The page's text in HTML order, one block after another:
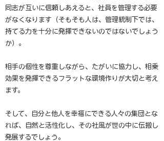
同志が互いに信頼しあえると、社員を管理する必要
がなくなります（そもそも人は、管理統制下では、
持てる力を十分に発揮できないのではないでしょう
か）。
相手の個性を尊重しながら、たがいに協力し、相乗
効果を発揮できるフラットな環境作りが大切と考え
ます。
そして、自分と他人を幸福にできる人々の集団とな
れば、自然と活性化し、その社風が世の中に伝搬し
発展するでしょう。